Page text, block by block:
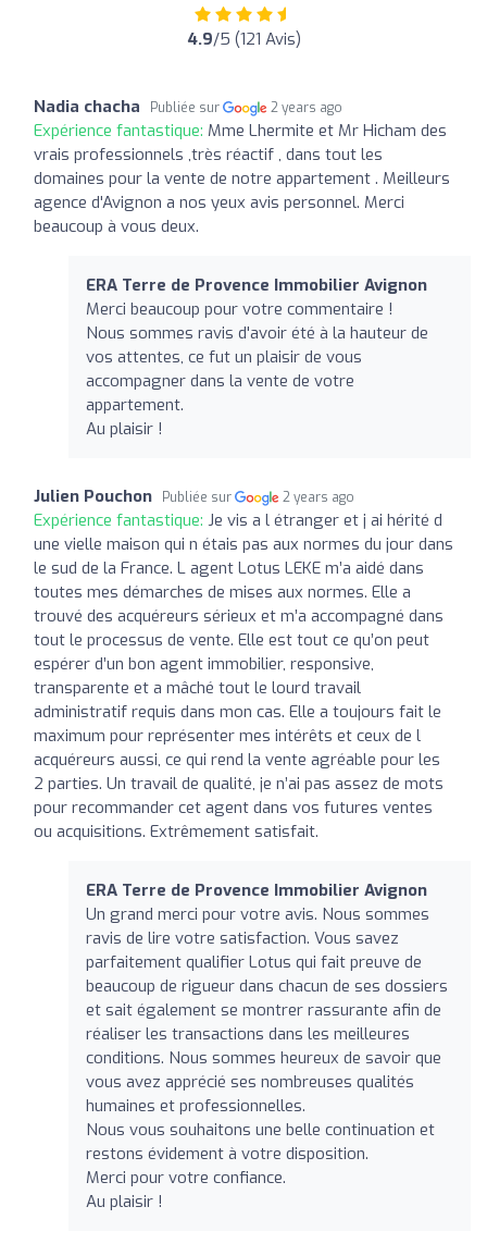
4.9/5 (121 Avis)
Nadia chacha Publiée sur 2 years ago
Expérience fantastique: Mme Lhermite et Mr Hicham des
vrais professionnels ,très réactif , dans tout les
domaines pour la vente de notre appartement . Meilleurs
agence d'Avignon a nos yeux avis personnel. Merci
beaucoup à vous deux.
ERA Terre de Provence Immobilier Avignon
Merci beaucoup pour votre commentaire !
Nous sommes ravis d'avoir été à la hauteur de
vos attentes, ce fut un plaisir de vous
accompagner dans la vente de votre
appartement.
Au plaisir !
Julien Pouchon Publiée sur 2 years ago
Expérience fantastique: Je vis a l étranger et j ai hérité d
une vielle maison qui n étais pas aux normes du jour dans
le sud de la France. L agent Lotus LEKE m’a aidé dans
toutes mes démarches de mises aux normes. Elle a
trouvé des acquéreurs sérieux et m’a accompagné dans
tout le processus de vente. Elle est tout ce qu’on peut
espérer d’un bon agent immobilier, responsive,
transparente et a mâché tout le lourd travail
administratif requis dans mon cas. Elle a toujours fait le
maximum pour représenter mes intérêts et ceux de l
acquéreurs aussi, ce qui rend la vente agréable pour les
2 parties. Un travail de qualité, je n’ai pas assez de mots
pour recommander cet agent dans vos futures ventes
ou acquisitions. Extrêmement satisfait.
ERA Terre de Provence Immobilier Avignon
Un grand merci pour votre avis. Nous sommes
ravis de lire votre satisfaction. Vous savez
parfaitement qualifier Lotus qui fait preuve de
beaucoup de rigueur dans chacun de ses dossiers
et sait également se montrer rassurante afin de
réaliser les transactions dans les meilleures
conditions. Nous sommes heureux de savoir que
vous avez apprécié ses nombreuses qualités
humaines et professionnelles.
Nous vous souhaitons une belle continuation et
restons évidement à votre disposition.
Merci pour votre confiance.
Au plaisir !